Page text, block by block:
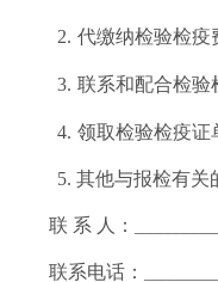
2. 代缴纳检验检疫
3. 联系和配合检验
4. 领取检验检疫证
5. 其他与报检有关
联 系 人：
联系电话：